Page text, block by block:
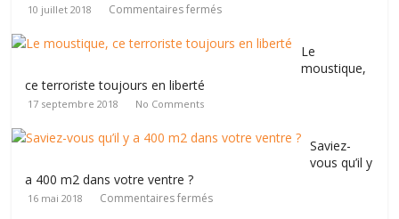
10 juillet 2018 Commentaires fermés
Le
moustique,
ce terroriste toujours en liberté
17 septembre 2018 No Comments
Saviez-
vous qu’il y
a 400 m2 dans votre ventre ?
16 mai 2018 Commentaires fermés